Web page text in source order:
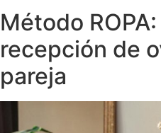
Método
recepción de
pareja